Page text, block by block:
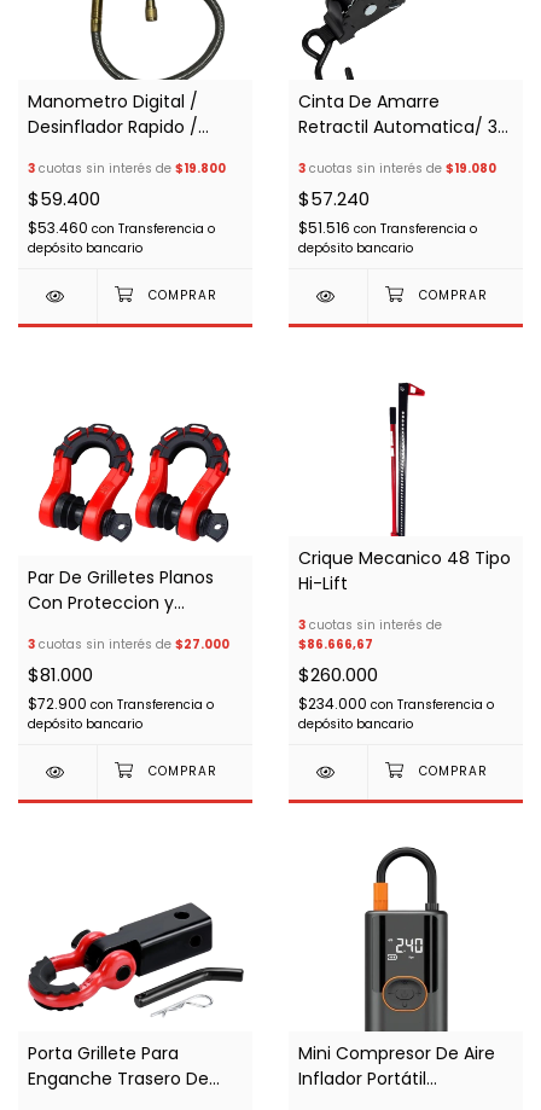
Manometro Digital /
Desinflador Rapido /
3 cuotas sin interés de $19.800
$59.400
$53.460 con Transferencia o
depósito bancario
Cinta De Amarre
Retractil Automatica/ 3
3 cuotas sin interés de $19.080
$57.240
$51.516 con Transferencia o
depósito bancario
Par De Grilletes Planos
Con Proteccion y
3 cuotas sin interés de $27.000
$81.000
$72.900 con Transferencia o
depósito bancario
Crique Mecanico 48 Tipo
Hi-Lift
3 cuotas sin interés de
$86.666,67
$260.000
$234.000 con Transferencia o
depósito bancario
Porta Grillete Para
Enganche Trasero De
Mini Compresor De Aire
Inflador Portátil